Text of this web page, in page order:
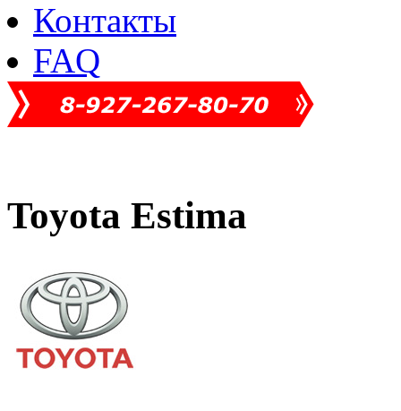
Контакты
FAQ
Toyota Estima